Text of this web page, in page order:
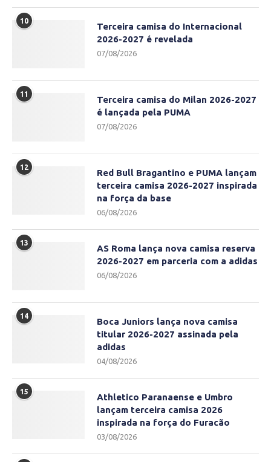
10
Terceira camisa do Internacional
2026-2027 é revelada
07/08/2026
11
Terceira camisa do Milan 2026-2027
é lançada pela PUMA
07/08/2026
12
Red Bull Bragantino e PUMA lançam
terceira camisa 2026-2027 inspirada
na força da base
06/08/2026
13
AS Roma lança nova camisa reserva
2026-2027 em parceria com a adidas
06/08/2026
14
Boca Juniors lança nova camisa
titular 2026-2027 assinada pela
adidas
04/08/2026
15
Athletico Paranaense e Umbro
lançam terceira camisa 2026
inspirada na força do Furacão
03/08/2026